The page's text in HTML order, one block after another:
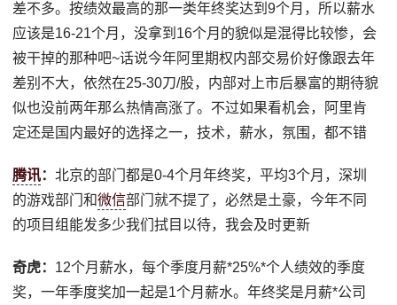
差不多。按绩效最高的那一类年终奖达到9个月，所以薪水
应该是16-21个月，没拿到16个月的貌似是混得比较惨，会
被干掉的那种吧~话说今年阿里期权内部交易价好像跟去年
差别不大，依然在25-30刀/股，内部对上市后暴富的期待貌
似也没前两年那么热情高涨了。不过如果看机会，阿里肯
定还是国内最好的选择之一，技术，薪水，氛围，都不错
腾讯：北京的部门都是0-4个月年终奖，平均3个月，深圳
的游戏部门和微信部门就不提了，必然是土豪，今年不同
的项目组能发多少我们拭目以待，我会及时更新
奇虎： 12个月薪水，每个季度月薪*25%*个人绩效的季度
奖，一年季度奖加一起是1个月薪水。年终奖是月薪*公司